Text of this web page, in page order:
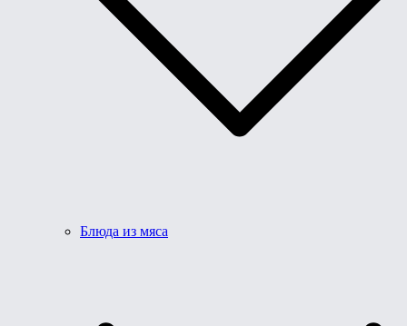
Блюда из мяса